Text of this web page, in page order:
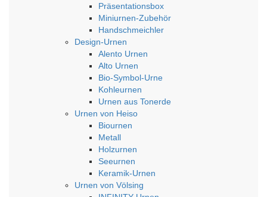
Präsentationsbox
Miniurnen-Zubehör
Handschmeichler
Design-Urnen
Alento Urnen
Alto Urnen
Bio-Symbol-Urne
Kohleurnen
Urnen aus Tonerde
Urnen von Heiso
Biournen
Metall
Holzurnen
Seeurnen
Keramik-Urnen
Urnen von Völsing